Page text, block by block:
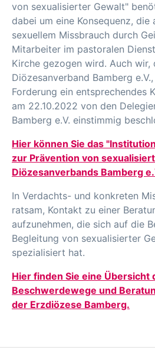
von sexualisierter Gewalt"
dabei um eine Konsequenz, die
sexuellem Missbrauch durch
Mitarbeiter im pastoralen
Kirche gezogen wird. Auch wir,
Diözesanverband Bamberg
Forderung ein entsprechendes
am 22.10.2022 von den
Bamberg e.V. einstimmig
Hier können Sie das
zur Prävention von
Diözesanverbands Bamberg
In Verdachts- und konkreten
ratsam, Kontakt zu einer
aufzunehmen, die sich auf die
Begleitung von sexualisierter
spezialisiert hat.
Hier finden Sie eine Übersicht
Beschwerdewege und
der Erzdiözese Bamberg.